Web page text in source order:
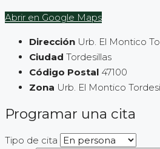
Abrir en Google Maps
Dirección Urb. El Montico
Ciudad Tordesillas
Código Postal 47100
Zona Urb. El Montico
Programar una cita
Tipo de cita